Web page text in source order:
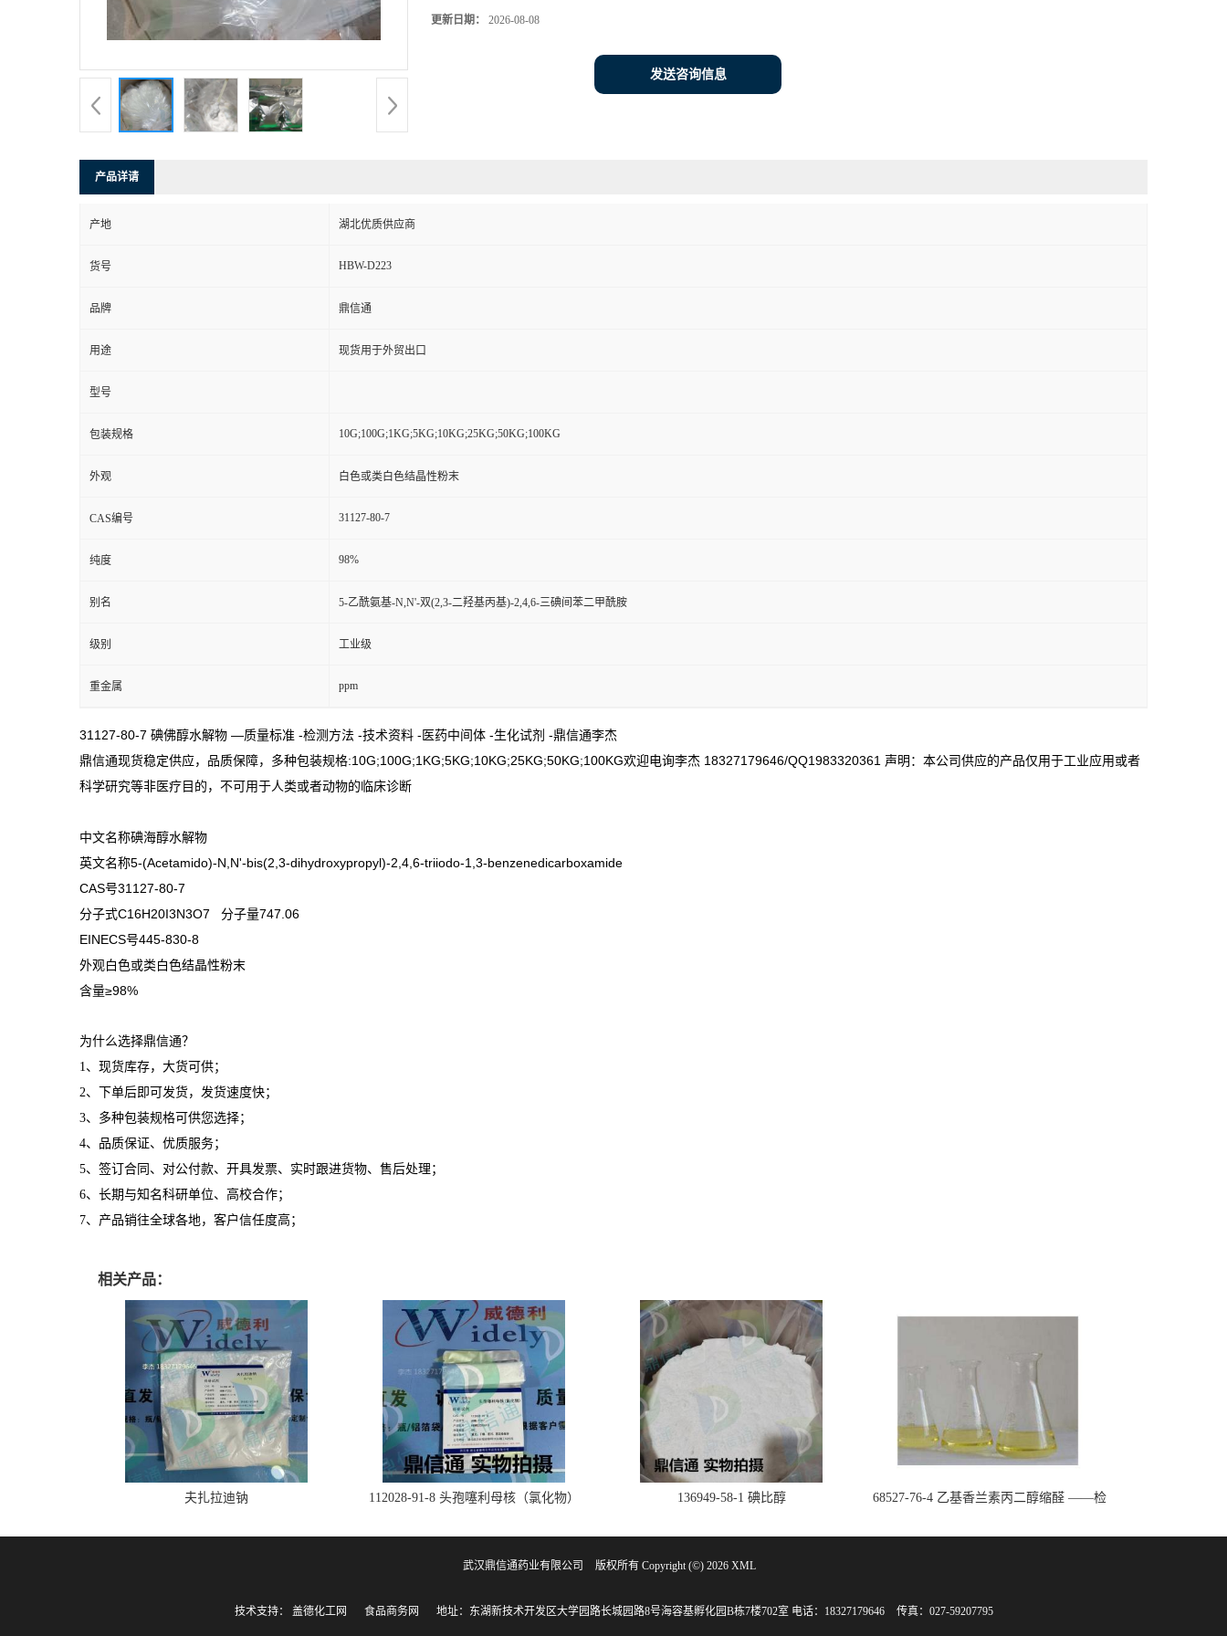
更新日期： 2026-08-08
发送咨询信息
产品详请
产地 湖北优质供应商
货号 HBW-D223
品牌 鼎信通
用途 现货用于外贸出口
型号
包装规格 10G;100G;1KG;5KG;10KG;25KG;50KG;100KG
外观 白色或类白色结晶性粉末
CAS编号 31127-80-7
纯度 98%
别名 5-乙酰氨基-N,N'-双(2,3-二羟基丙基)-2,4,6-三碘间苯二甲酰胺
级别 工业级
重金属 ppm
31127-80-7 碘佛醇水解物 —质量标准 -检测方法 -技术资料 -医药中间体 -生化试剂 -鼎信通李杰
鼎信通现货稳定供应，品质保障，多种包装规格:10G;100G;1KG;5KG;10KG;25KG;50KG;100KG欢迎电询李杰 18327179646/QQ1983320361 声明：本公司供应的产品仅用于工业应用或者
科学研究等非医疗目的，不可用于人类或者动物的临床诊断
中文名称碘海醇水解物
英文名称5-(Acetamido)-N,N'-bis(2,3-dihydroxypropyl)-2,4,6-triiodo-1,3-benzenedicarboxamide
CAS号31127-80-7
分子式C16H20I3N3O7 分子量747.06
EINECS号445-830-8
外观白色或类白色结晶性粉末
含量≥98%
为什么选择鼎信通？
1、现货库存，大货可供；
2、下单后即可发货，发货速度快；
3、多种包装规格可供您选择；
4、品质保证、优质服务；
5、签订合同、对公付款、开具发票、实时跟进货物、售后处理；
6、长期与知名科研单位、高校合作；
7、产品销往全球各地，客户信任度高；
相关产品：
夫扎拉迪钠 112028-91-8 头孢噻利母核（氯化物） 136949-58-1 碘比醇
68527-76-4 乙基香兰素丙二醇缩醛 ——检
武汉鼎信通药业有限公司 版权所有 Copyright (©) 2026 XML
技术支持： 盖德化工网 食品商务网 地址：东湖新技术开发区大学园路长城园路8号海容基孵化园B栋7楼702室 电话：18327179646 传真：027-59207795